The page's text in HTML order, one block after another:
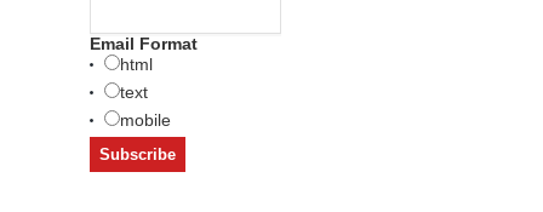
Email Format
html
text
mobile